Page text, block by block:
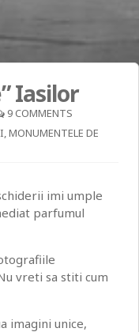
Iasilor
9 COMMENTS
,MONUMENTELE DE
imi umple
parfumul
vreti sa stiti cum
imagini unice,